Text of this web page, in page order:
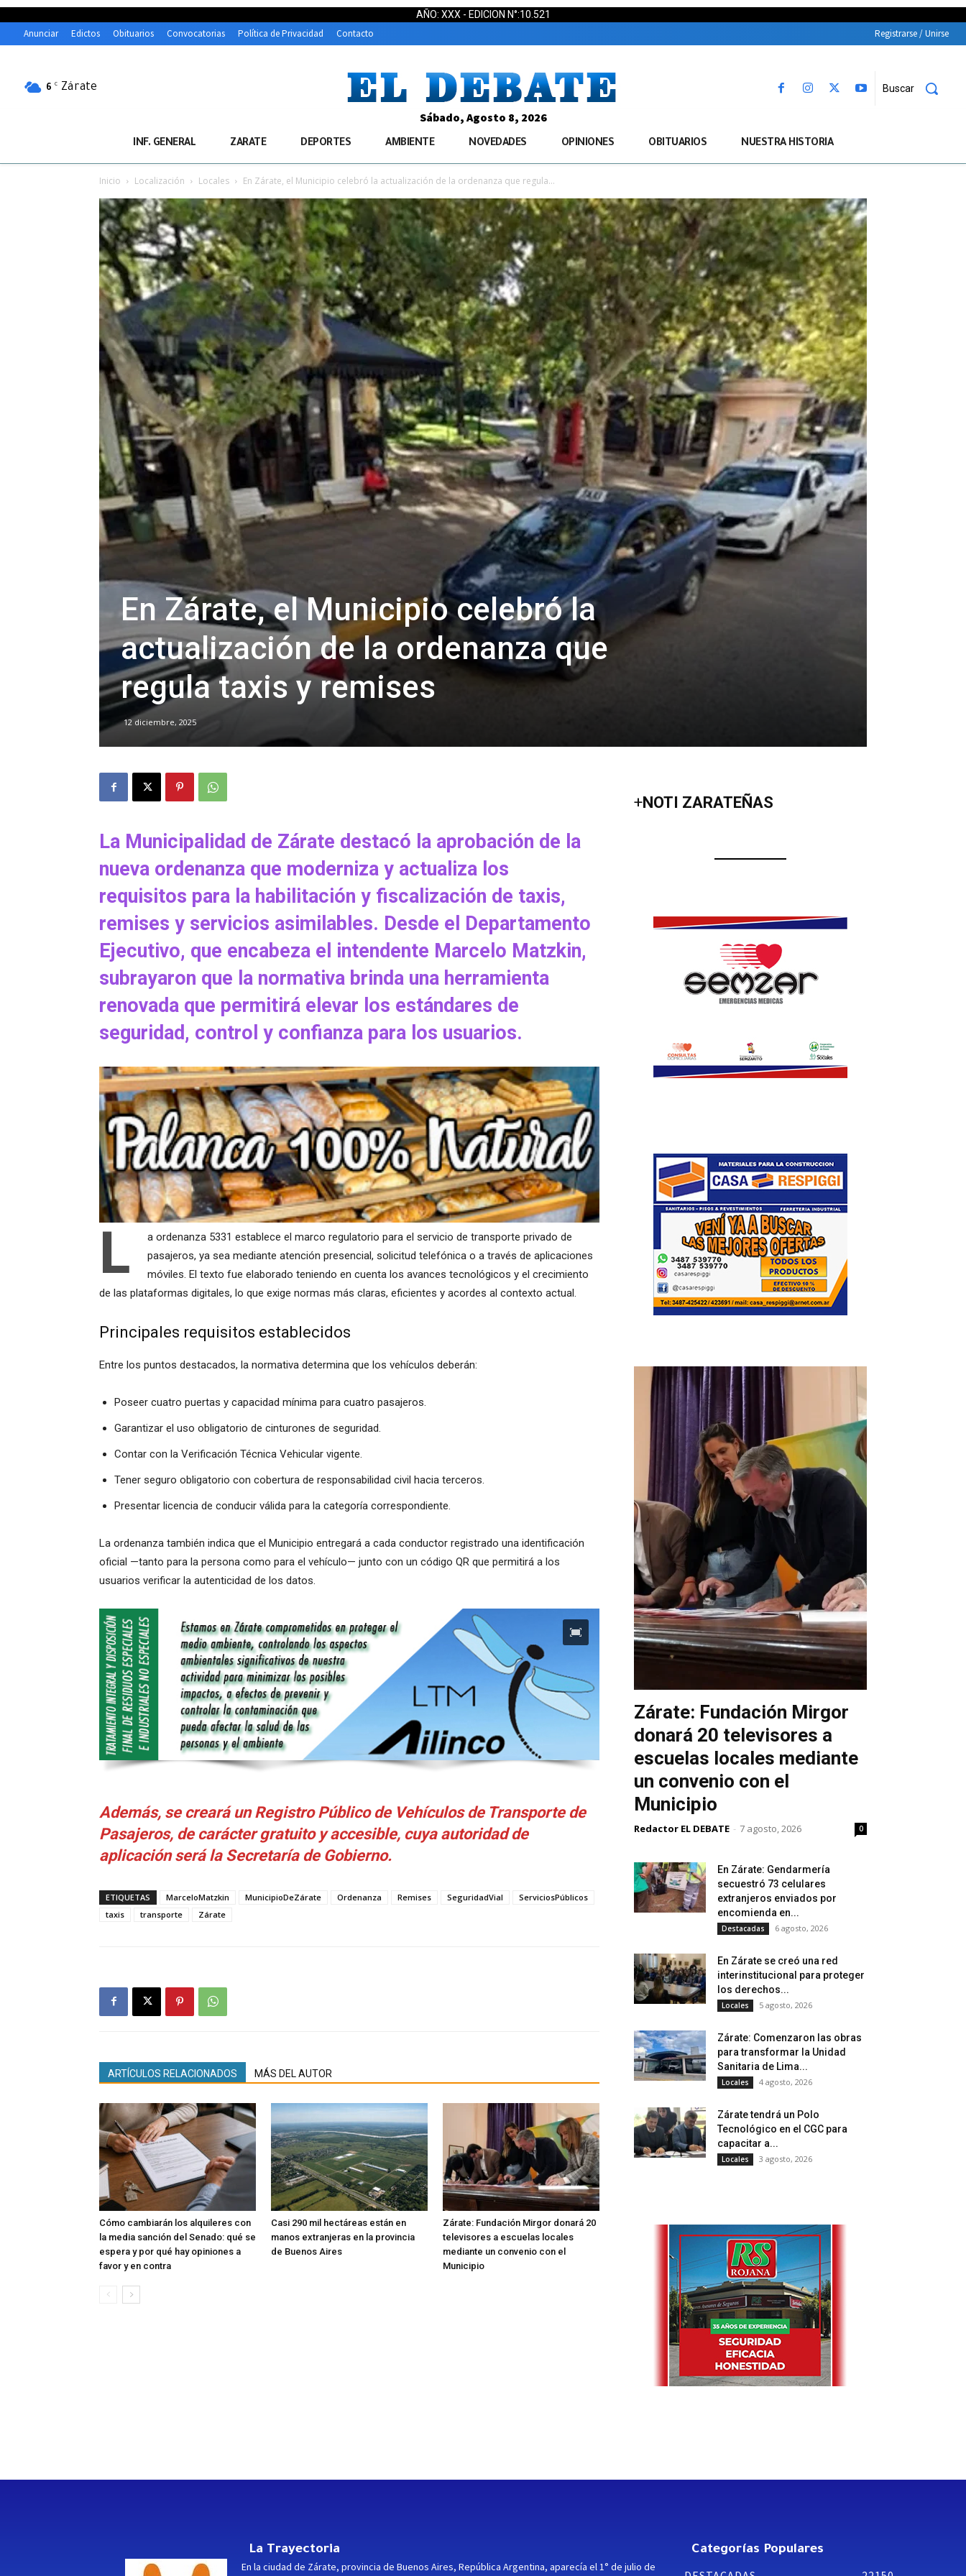
AÑO: XXX - EDICION N°:10.521
Anunciar Edictos Obituarios Convocatorias Política de Privacidad Contacto Registrarse / Unirse
6 C Zárate Buscar
Sábado, Agosto 8, 2026
INF. GENERAL ZARATE DEPORTES AMBIENTE NOVEDADES OPINIONES OBITUARIOS NUESTRA HISTORIA
Inicio Localización Locales En Zárate, el Municipio celebró la actualización de la ordenanza que regula...
En Zárate, el Municipio celebró la
actualización de la ordenanza que
regula taxis y remises
12 diciembre, 2025
La Municipalidad de Zárate destacó la aprobación de la
nueva ordenanza que moderniza y actualiza los
requisitos para la habilitación y fiscalización de taxis,
remises y servicios asimilables. Desde el Departamento
Ejecutivo, que encabeza el intendente Marcelo Matzkin,
subrayaron que la normativa brinda una herramienta
renovada que permitirá elevar los estándares de
seguridad, control y confianza para los usuarios.
L
a ordenanza 5331 establece el marco regulatorio para el servicio de transporte privado de
pasajeros, ya sea mediante atención presencial, solicitud telefónica o a través de aplicaciones
móviles. El texto fue elaborado teniendo en cuenta los avances tecnológicos y el crecimiento
de las plataformas digitales, lo que exige normas más claras, eficientes y acordes al contexto actual.
Principales requisitos establecidos
Entre los puntos destacados, la normativa determina que los vehículos deberán:
Poseer cuatro puertas y capacidad mínima para cuatro pasajeros.
Garantizar el uso obligatorio de cinturones de seguridad.
Contar con la Verificación Técnica Vehicular vigente.
Tener seguro obligatorio con cobertura de responsabilidad civil hacia terceros.
Presentar licencia de conducir válida para la categoría correspondiente.
La ordenanza también indica que el Municipio entregará a cada conductor registrado una identificación
oficial —tanto para la persona como para el vehículo— junto con un código QR que permitirá a los
usuarios verificar la autenticidad de los datos.
Además, se creará un Registro Público de Vehículos de Transporte de
Pasajeros, de carácter gratuito y accesible, cuya autoridad de
aplicación será la Secretaría de Gobierno.
ETIQUETAS MarceloMatzkin MunicipioDeZárate Ordenanza Remises SeguridadVial
ServiciosPúblicos
taxis
transporte Zárate
ARTÍCULOS RELACIONADOS MÁS DEL AUTOR
Cómo cambiarán los alquileres con
la media sanción del Senado: qué se
espera y por qué hay opiniones a
favor y en contra
Casi 290 mil hectáreas están en
manos extranjeras en la provincia
de Buenos Aires
Zárate: Fundación Mirgor donará 20
televisores a escuelas locales
mediante un convenio con el
Municipio
+NOTI ZARATEÑAS
Zárate: Fundación Mirgor
donará 20 televisores a
escuelas locales mediante
un convenio con el
Municipio
Redactor EL DEBATE - 7 agosto, 2026 0
En Zárate: Gendarmería
secuestró 73 celulares
extranjeros enviados por
encomienda en...
Destacadas 6 agosto, 2026
En Zárate se creó una red
interinstitucional para proteger
los derechos...
Locales 5 agosto, 2026
Zárate: Comenzaron las obras
para transformar la Unidad
Sanitaria de Lima...
Locales 4 agosto, 2026
Zárate tendrá un Polo
Tecnológico en el CGC para
capacitar a...
Locales 3 agosto, 2026
La Trayectoria
En la ciudad de Zárate, provincia de Buenos Aires, República Argentina, aparecía el 1° de julio de
Categorías Populares